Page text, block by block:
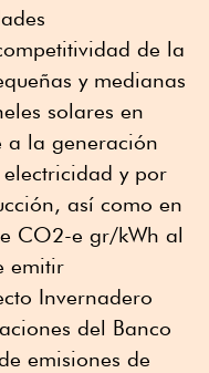
de la
y medianas
solares en
a la generación
y por
así como en
CO2-e gr/kWh al
emitir
Invernadero
del Banco
emisiones de